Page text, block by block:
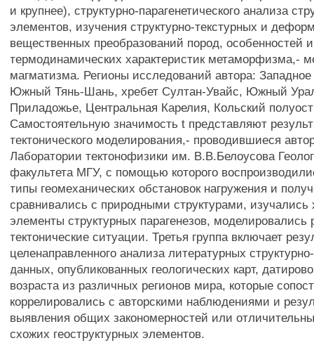
и крупнее), структурно-парагенетического анализа
элементов, изучения структурно-текстурных и
вещественных преобразований пород, особенностей и
термодинамических характеристик метаморфизма,-
магматизма. Регионы исследований автора:
Южный Тянь-Шань, хребет Султан-Увайс, Южный
Приладожье, Центральная Карелия, Кольский
Самостоятельную значимость t представляют
тектонического моделирования,- проводившиеся
Лаборатории тектонофизики им. В.В.Белоусова
факультета МГУ, с помощью которого
типы геомеханических обстановок нагружения и
сравнивались с природными структурами, изучались
элементы структурных парагенезов, моделировались
тектонические ситуации. Третья группа включает
целенаправленного анализа литературных
данных, опубликованных геологических карт,
возраста из различных регионов мира, которые
коррелировались с авторскими наблюдениями и
выявления общих закономерностей или
схожих геоструктурных элементов.